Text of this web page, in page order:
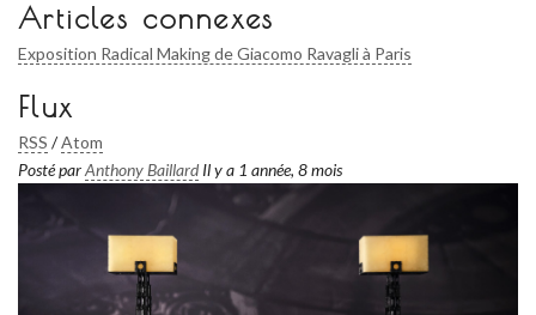
Articles connexes
Exposition Radical Making de Giacomo Ravagli à Paris
Flux
RSS /Atom
Posté parAnthony Baillard Il y a 1 année, 8 mois